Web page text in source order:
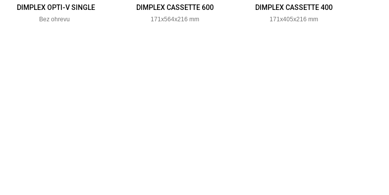
DIMPLEX OPTI-V SINGLE
Bez ohrevu
DIMPLEX CASSETTE 600
171x564x216 mm
DIMPLEX CASSETTE 400
171x405x216 mm